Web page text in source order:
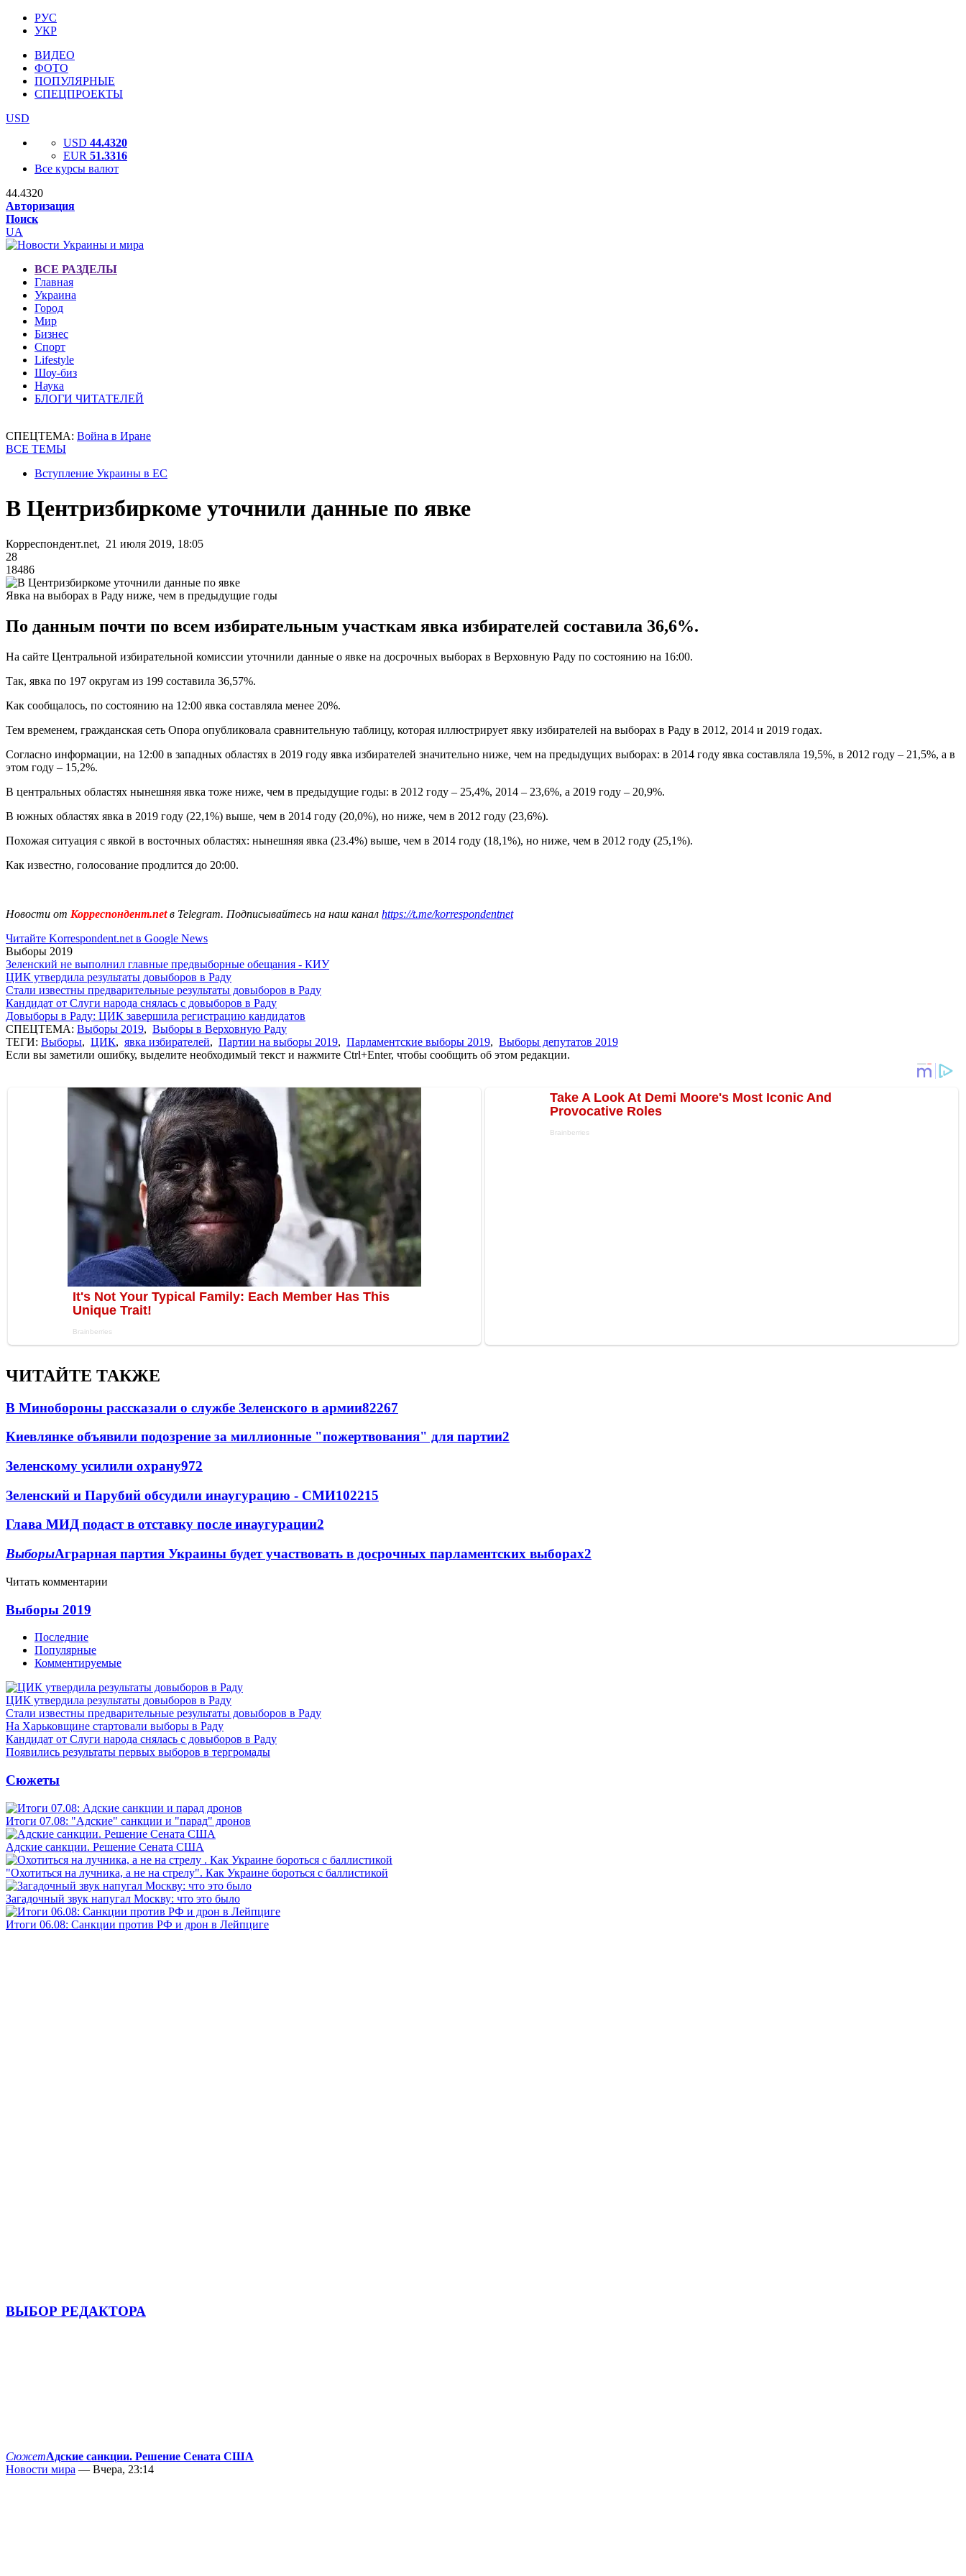
РУС
УКР
ВИДЕО
ФОТО
ПОПУЛЯРНЫЕ
СПЕЦПРОЕКТЫ
USD
USD 44.4320
EUR 51.3316
Все курсы валют
44.4320
Авторизация
Поиск
UA
ВСЕ РАЗДЕЛЫ
Главная
Украина
Город
Мир
Бизнес
Спорт
Lifestyle
Шоу-биз
Наука
БЛОГИ ЧИТАТЕЛЕЙ
СПЕЦТЕМА: Война в Иране
ВСЕ ТЕМЫ
Вступление Украины в ЕС
В Центризбиркоме уточнили данные по явке
Корреспондент.net, 21 июля 2019, 18:05
28
18486
Явка на выборах в Раду ниже, чем в предыдущие годы
По данным почти по всем избирательным участкам явка избирателей составила 36,6%.
На сайте Центральной избирательной комиссии уточнили данные о явке на досрочных выборах в Верховную Раду по состоянию на 16:00.
Так, явка по 197 округам из 199 составила 36,57%.
Как сообщалось, по состоянию на 12:00 явка составляла менее 20%.
Тем временем, гражданская сеть Опора опубликовала сравнительную таблицу, которая иллюстрирует явку избирателей на выборах в Раду в 2012, 2014 и 2019 годах.
Согласно информации, на 12:00 в западных областях в 2019 году явка избирателей значительно ниже, чем на предыдущих выборах: в 2014 году явка составляла 19,5%, в 2012 году – 21,5%, а в
этом году – 15,2%.
В центральных областях нынешняя явка тоже ниже, чем в предыдущие годы: в 2012 году – 25,4%, 2014 – 23,6%, а 2019 году – 20,9%.
В южных областях явка в 2019 году (22,1%) выше, чем в 2014 году (20,0%), но ниже, чем в 2012 году (23,6%).
Похожая ситуация с явкой в восточных областях: нынешняя явка (23.4%) выше, чем в 2014 году (18,1%), но ниже, чем в 2012 году (25,1%).
Как известно, голосование продлится до 20:00.
Новости от Корреспондент.netв Telegram. Подписывайтесь на наш канал https://t.me/korrespondentnet
Читайте Korrespondent.net в Google News
Выборы 2019
Зеленский не выполнил главные предвыборные обещания - КИУ
ЦИК утвердила результаты довыборов в Раду
Стали известны предварительные результаты довыборов в Раду
Кандидат от Слуги народа снялась с довыборов в Раду
Довыборы в Раду: ЦИК завершила регистрацию кандидатов
СПЕЦТЕМА: Выборы 2019, Выборы в Верховную Раду
ТЕГИ: Выборы, ЦИК, явка избирателей, Партии на выборы 2019, Парламентские выборы 2019, Выборы депутатов 2019
Если вы заметили ошибку, выделите необходимый текст и нажмите Ctrl+Enter, чтобы сообщить об этом редакции.
ЧИТАЙТЕ ТАКЖЕ
В Минобороны рассказали о службе Зеленского в армии82267
Киевлянке объявили подозрение за миллионные "пожертвования" для партии2
Зеленскому усилили охрану972
Зеленский и Парубий обсудили инаугурацию - СМИ102215
Глава МИД подаст в отставку после инаугурации2
ВыборыАграрная партия Украины будет участвовать в досрочных парламентских выборах2
Читать комментарии
Выборы 2019
Последние
Популярные
Комментируемые
ЦИК утвердила результаты довыборов в Раду
Стали известны предварительные результаты довыборов в Раду
На Харьковщине стартовали выборы в Раду
Кандидат от Слуги народа снялась с довыборов в Раду
Появились результаты первых выборов в тергромады
Сюжеты
Итоги 07.08: "Адские" санкции и "парад" дронов
Адские санкции. Решение Сената США
"Охотиться на лучника, а не на стрелу". Как Украине бороться с баллистикой
Загадочный звук напугал Москву: что это было
Итоги 06.08: Санкции против РФ и дрон в Лейпциге
ВЫБОР РЕДАКТОРА
СюжетАдские санкции. Решение Сената США
Новости мира — Вчера, 23:14